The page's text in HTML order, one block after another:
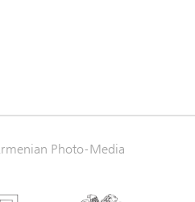
Photo-Media